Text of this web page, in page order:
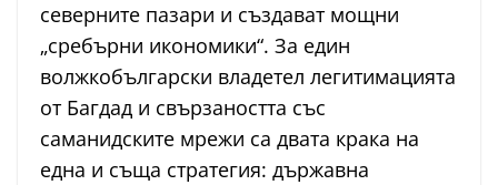
северните пазари и създават мощни
„сребърни икономики“. За един
волжкобългарски владетел легитимацията
от Багдад и свързаността със
саманидските мрежи са двата крака на
една и съща стратегия: държавна